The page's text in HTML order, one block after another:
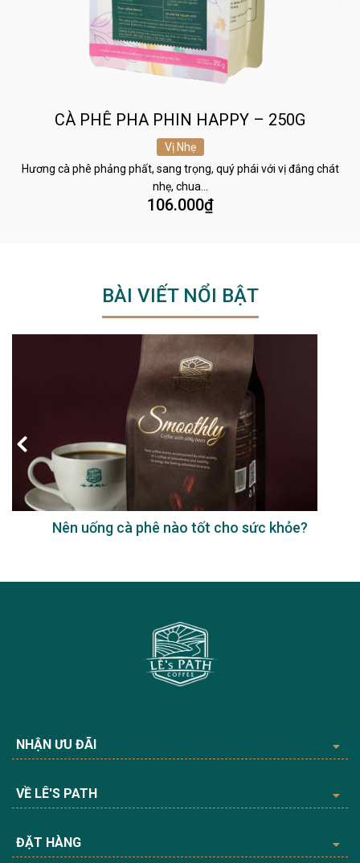
CÀ PHÊ PHA PHIN HAPPY – 250G
Vị Nhẹ
Hương cà phê phảng phất, sang trọng, quý phái với vị đắng chát
nhẹ, chua…
106.000₫
BÀI VIẾT NỔI BẬT
Nên uống cà phê nào tốt cho sức khỏe?
NHẬN ƯU ĐÃI
VỀ LÊ'S PATH
ĐẶT HÀNG